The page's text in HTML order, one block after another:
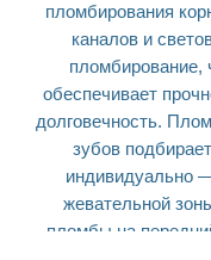
пломбирования
каналов и
пломбирование,
обеспечивает
долговечность.
зубов
индивидуально
жевательной
пломбы на